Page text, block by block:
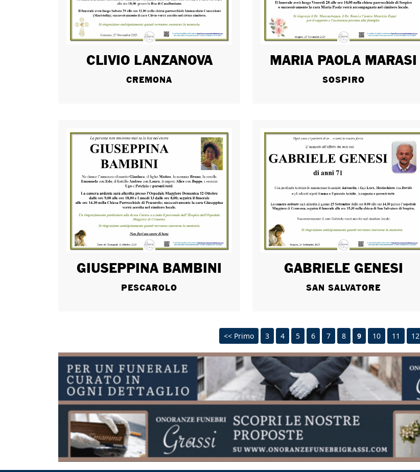
CLIVIO LANZANOVA
CREMONA
MARIA PAOLA MARASI
SOSPIRO
GIUSEPPINA BAMBINI
PESCAROLO
GABRIELE GENESI
SAN SALVATORE
<< Primo 3 4 5 6 7 8 9 10 11 12